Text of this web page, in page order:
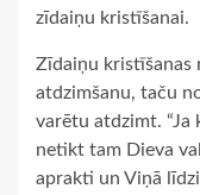
zīdaiņu kristīšanai.
Zīdaiņu kristīšanas
atdzimšanu, taču
varētu atdzimt. “Ja
netikt tam Dieva
aprakti un Viņā